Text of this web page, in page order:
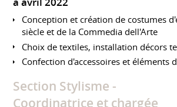
Conception et création de costumes
siècle et de la Commedia dell'Arte
Choix de textiles, installation décors
Confection d'accessoires et éléments
Section Stylisme -
Coordinatrice et chargée